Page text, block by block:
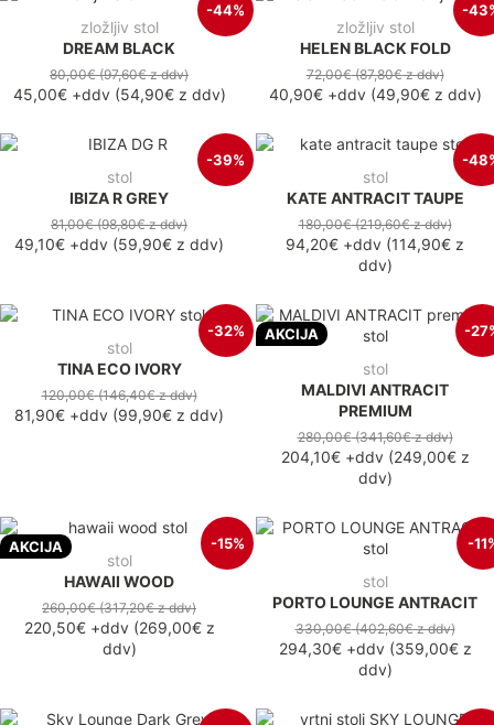
-44%
zložljiv stol
DREAM BLACK
80,00€(97,60€z ddv)
45,00€+ddv(54,90€z ddv)
-
zložljiv stol
HELEN BLACK FOLD
72,00€(87,80€z ddv)
40,90€+ddv(49,90€z ddv)
-39%
stol
IBIZA R GREY
81,00€(98,80€z ddv)
49,10€ +ddv (59,90€ z ddv)
-
stol
KATE ANTRACIT TAUPE
180,00€(219,60€z ddv)
94,20€ +ddv (114,90€ z
ddv)
-32%
stol
TINA ECO IVORY
120,00€(146,40€z ddv)
81,90€ +ddv (99,90€ z ddv)
AKCIJA -
stol
MALDIVI ANTRACIT
PREMIUM
280,00€(341,60€z ddv)
204,10€+ddv(249,00€z
ddv)
AKCIJA -15%
stol
HAWAII WOOD
260,00€(317,20€z ddv)
220,50€+ddv(269,00€z
ddv)
-
stol
PORTO LOUNGE ANTRACIT
330,00€(402,60€z ddv)
294,30€+ddv(359,00€z
ddv)